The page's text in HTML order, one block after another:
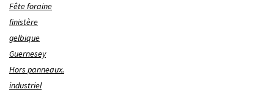
Fête foraine
finistère
gelbique
Guernesey
Hors panneaux.
industriel